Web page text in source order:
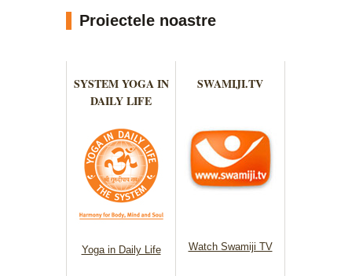
Proiectele noastre
SYSTEM YOGA IN
DAILY LIFE
Yoga in Daily Life
SWAMIJI.TV
Watch Swamiji TV